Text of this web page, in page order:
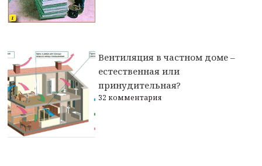
Вентиляция в частном доме –
естественная или
принудительная?
32 комментария